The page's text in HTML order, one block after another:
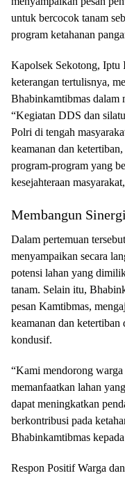
untuk bercocok tanam
program ketahanan
Kapolsek Sekotong,
keterangan tertulisnya,
Bhabinkamtibmas dalam
“Kegiatan DDS dan
Polri di tengah
keamanan dan
program-program yang
kesejahteraan
Membangun
Dalam pertemuan
menyampaikan secara
potensi lahan yang
tanam. Selain itu,
pesan Kamtibmas,
keamanan dan
kondusif.
“Kami mendorong
memanfaatkan lahan
dapat meningkatkan
berkontribusi pada
Bhabinkamtibmas
Respon Positif Warga